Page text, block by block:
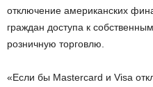
отключение американских
граждан доступа к
розничную торговлю.
«Если бы Mastercard и Visa